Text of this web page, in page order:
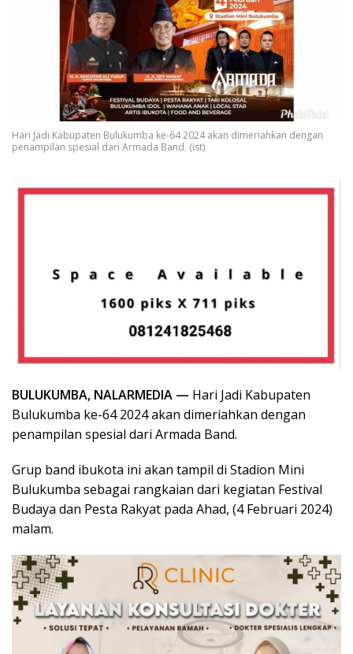
Hari Jadi Kabupaten Bulukumba ke-64 2024 akan dimeriahkan dengan
penampilan spesial dari Armada Band. (ist)
BULUKUMBA, NALARMEDIA — Hari Jadi Kabupaten
Bulukumba ke-64 2024 akan dimeriahkan dengan
penampilan spesial dari Armada Band.
Grup band ibukota ini akan tampil di Stadion Mini
Bulukumba sebagai rangkaian dari kegiatan Festival
Budaya dan Pesta Rakyat pada Ahad, (4 Februari 2024)
malam.